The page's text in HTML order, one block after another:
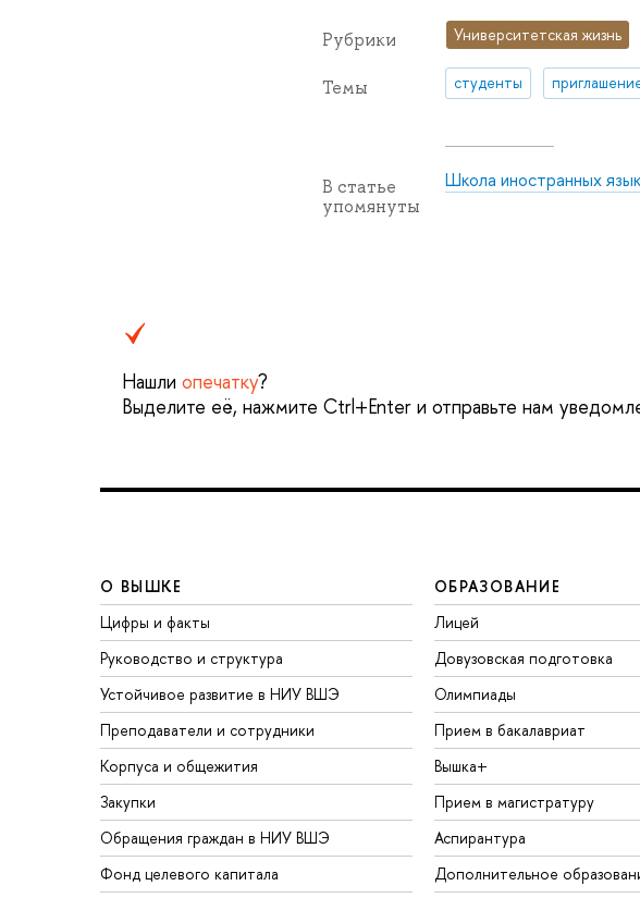
Рубрики Университетская жизнь
Темы студенты
В статье
упомянуты
Школа иностранных
Нашли опечатку?
Выделите её, нажмите Ctrl+Enter и отправьте нам
О ВЫШКЕ
Цифры и факты
Руководство и структура
Устойчивое развитие в НИУ ВШЭ
Преподаватели и сотрудники
Корпуса и общежития
Закупки
Обращения граждан в НИУ ВШЭ
Фонд целевого капитала
ОБРАЗОВАНИЕ
Лицей
Довузовская подготовка
Олимпиады
Прием в бакалавриат
Вышка+
Прием в магистратуру
Аспирантура
Дополнительное